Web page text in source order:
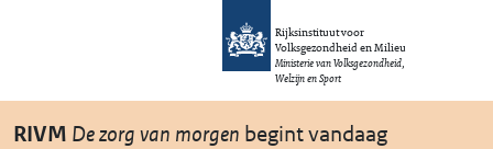
Overslaan en naar de inhoud gaan
Rijksinstituut voor
Volksgezondheid en Milieu
Ministerie van Volksgezondheid,
Welzijn en Sport
RIVM De zorg van morgen begint vandaag